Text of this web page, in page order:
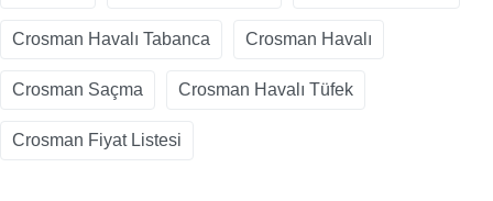
Crosman Havalı Tabanca Crosman Havalı
Crosman Saçma Crosman Havalı Tüfek
Crosman Fiyat Listesi